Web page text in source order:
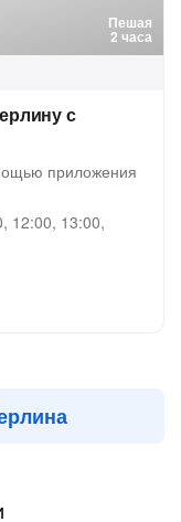
Пешая
2 часа
с
приложения
12:00, 13:00,